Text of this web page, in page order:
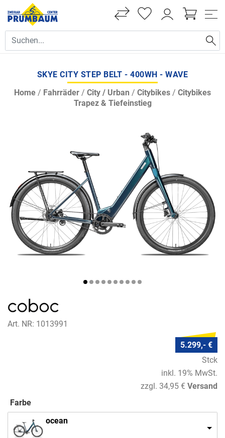
SKYE CITY STEP BELT - 400WH - WAVE
Home / Fahrräder / City / Urban / Citybikes / Citybikes
Trapez & Tiefeinstieg
Art. NR: 1013991
5.299,- €
Stck
inkl. 19% MwSt.
zzgl. 34,95 € Versand
Farbe
ocean